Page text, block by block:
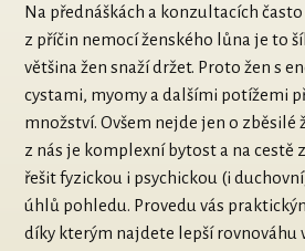
Na přednáškách a konzultacích
z příčin nemocí ženského lůna je to
většina žen snaží držet. Proto žen s
cystami, myomy a dalšími potížemi
množství. Ovšem nejde jen o zběsilé
z nás je komplexní bytost a na cestě
řešit fyzickou i psychickou (i
úhlů pohledu. Provedu vás
díky kterým najdete lepší rovnováhu